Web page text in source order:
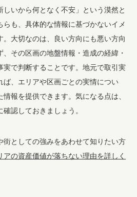
いから何となく不安」という漠然と
らも、具体的な情報に基づかないイメ
。大切なのは、良い方向にも悪い方向
その区画の地盤情報・造成の経緯・
実で判断することです。地元で取引実
ば、エリアや区画ごとの実情につい
報を提供できます。気になる点は、
認しておきましょう。
街としての強みをあわせて知りたい方
の資産価値が落ちない理由を詳しく